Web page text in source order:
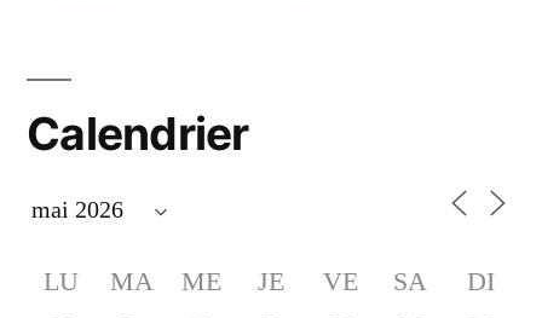
Calendrier
LU
MA
ME
JE
VE
SA
DI